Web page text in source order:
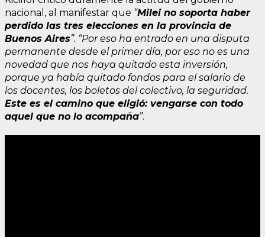
nacional, al manifestar que “Milei no soporta haber
perdido las tres elecciones en la provincia de
Buenos Aires”. “Por eso ha entrado en una disputa
permanente desde el primer día, por eso no es una
novedad que nos haya quitado esta inversión,
porque ya había quitado fondos para el salario de
los docentes, los boletos del colectivo, la seguridad.
Este es el camino que eligió: vengarse con todo
aquel que no lo acompaña”.